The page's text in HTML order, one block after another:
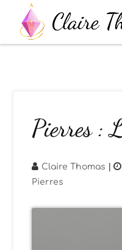
Pierres :
Claire Thomas |
Pierres